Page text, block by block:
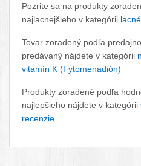
Pozrite sa na produkty
najlacnejšieho v kategórii
Tovar zoradený podľa
predávaný nájdete v kategórii
vitamín K (Fytomenadión)
Produkty zoradené podľa
najlepšieho nájdete v kategórii
recenzie